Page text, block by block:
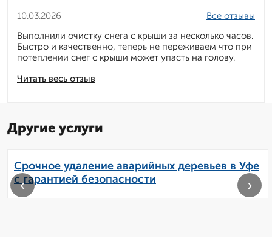
10.03.2026
Читать весь отзыв
Все отзывы
Выполнили очистку снега с крыши за несколько часов.
Быстро и качественно, теперь не переживаем что при
потеплении снег с крыши может упасть на голову.
Другие услуги
Срочное удаление аварийных деревьев в Уфе
с гарантией безопасности
‹ ›